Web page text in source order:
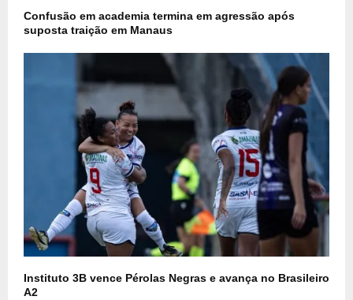
Confusão em academia termina em agressão após
suposta traição em Manaus
Instituto 3B vence Pérolas Negras e avança no Brasileiro
A2